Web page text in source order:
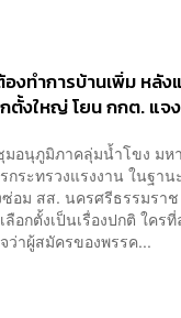
ทำการบ้านเพิ่ม หลัง
ตั้งใหญ่ โยน กกต. แจ
มอนุภูมิภาคลุ่มน้ำโขง ม
กระทรวงแรงงาน ในฐา
อม สส. นครศรีธรรมรา
อกตั้งเป็นเรื่องปกติ ใคร
ว่าผู้สมัครของพรรค...